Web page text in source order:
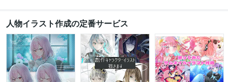
人物イラスト作成の定番サービス